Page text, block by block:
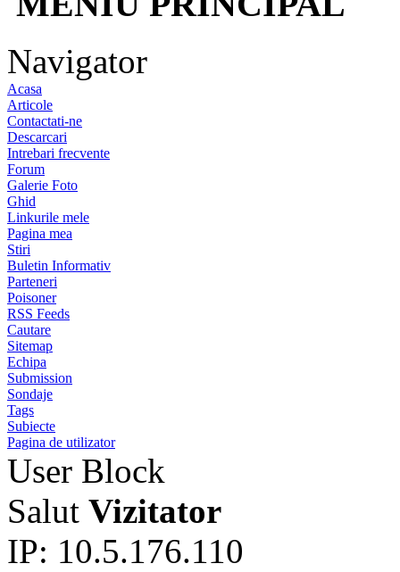
Navigator
Acasa
Articole
Contactati-ne
Descarcari
Intrebari frecvente
Forum
Galerie Foto
Ghid
Linkurile mele
Pagina mea
Stiri
Buletin Informativ
Parteneri
Poisoner
RSS Feeds
Cautare
Sitemap
Echipa
Submission
Sondaje
Tags
Subiecte
Pagina de utilizator
User Block
Salut Vizitator
IP: 10.5.176.110